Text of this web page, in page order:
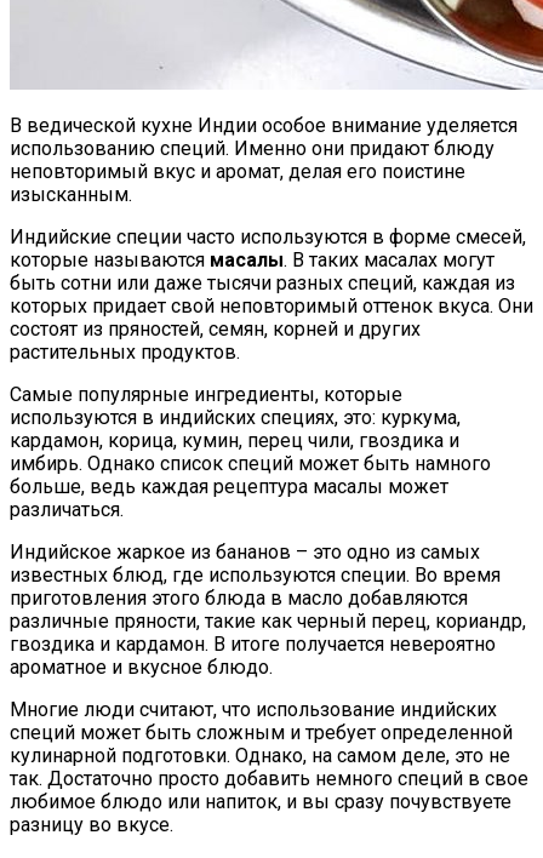
В ведической кухне Индии особое внимание уделяется
использованию специй. Именно они придают блюду
неповторимый вкус и аромат, делая его поистине
изысканным.
Индийские специи часто используются в форме смесей,
которые называются масалы. В таких масалах могут
быть сотни или даже тысячи разных специй, каждая из
которых придает свой неповторимый оттенок вкуса. Они
состоят из пряностей, семян, корней и других
растительных продуктов.
Самые популярные ингредиенты, которые
используются в индийских специях, это: куркума,
кардамон, корица, кумин, перец чили, гвоздика и
имбирь. Однако список специй может быть намного
больше, ведь каждая рецептура масалы может
различаться.
Индийское жаркое из бананов – это одно из самых
известных блюд, где используются специи. Во время
приготовления этого блюда в масло добавляются
различные пряности, такие как черный перец, кориандр,
гвоздика и кардамон. В итоге получается невероятно
ароматное и вкусное блюдо.
Многие люди считают, что использование индийских
специй может быть сложным и требует определенной
кулинарной подготовки. Однако, на самом деле, это не
так. Достаточно просто добавить немного специй в свое
любимое блюдо или напиток, и вы сразу почувствуете
разницу во вкусе.